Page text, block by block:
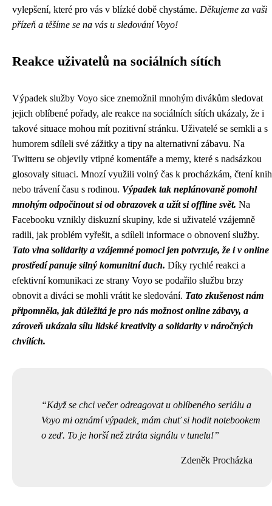
vylepšení, které pro vás v blízké době chystáme. Děkujeme za vaši
přízeň a těšíme se na vás u sledování Voyo!
Reakce uživatelů na sociálních sítích
Výpadek služby Voyo sice znemožnil mnohým divákům sledovat
jejich oblíbené pořady, ale reakce na sociálních sítích ukázaly, že i
takové situace mohou mít pozitivní stránku. Uživatelé se semkli a s
humorem sdíleli své zážitky a tipy na alternativní zábavu. Na
Twitteru se objevily vtipné komentáře a memy, které s nadsázkou
glosovaly situaci. Mnozí využili volný čas k procházkám, čtení knih
nebo trávení času s rodinou. Výpadek tak neplánovaně pomohl
mnohým odpočinout si od obrazovek a užít si offline svět. Na
Facebooku vznikly diskuzní skupiny, kde si uživatelé vzájemně
radili, jak problém vyřešit, a sdíleli informace o obnovení služby.
Tato vlna solidarity a vzájemné pomoci jen potvrzuje, že i v online
prostředí panuje silný komunitní duch. Díky rychlé reakci a
efektivní komunikaci ze strany Voyo se podařilo službu brzy
obnovit a diváci se mohli vrátit ke sledování. Tato zkušenost nám
připomněla, jak důležitá je pro nás možnost online zábavy, a
zároveň ukázala sílu lidské kreativity a solidarity v náročných
chvílích.
Když se chci večer odreagovat u oblíbeného seriálu a
Voyo mi oznámí výpadek, mám chuť si hodit notebookem
o zeď. To je horší než ztráta signálu v tunelu!
Zdeněk Procházka